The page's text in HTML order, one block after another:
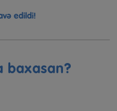
edildi!
baxasan?